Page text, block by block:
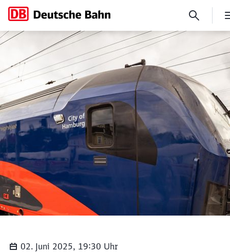
Entspannt über Nacht
02. Juni 2025, 19:30 Uhr